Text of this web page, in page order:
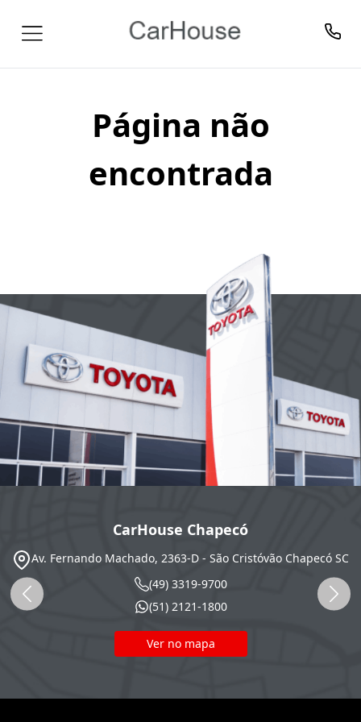
Página não
encontrada
CarHouse Chapecó
Av. Fernando Machado, 2363-D - São Cristóvão Chapecó SC
(49) 3319-9700
(51) 2121-1800
Ver no mapa